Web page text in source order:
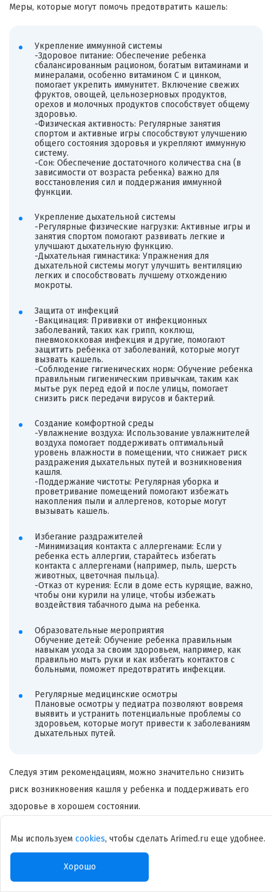
Меры, которые могут помочь предотвратить кашель:
Укрепление иммунной системы
-Здоровое питание: Обеспечение ребенка
сбалансированным рационом, богатым витаминами и
минералами, особенно витамином C и цинком,
помогает укрепить иммунитет. Включение свежих
фруктов, овощей, цельнозерновых продуктов,
орехов и молочных продуктов способствует общему
здоровью.
-Физическая активность: Регулярные занятия
спортом и активные игры способствуют улучшению
общего состояния здоровья и укрепляют иммунную
систему.
-Сон: Обеспечение достаточного количества сна (в
зависимости от возраста ребенка) важно для
восстановления сил и поддержания иммунной
функции.
Укрепление дыхательной системы
-Регулярные физические нагрузки: Активные игры и
занятия спортом помогают развивать легкие и
улучшают дыхательную функцию.
-Дыхательная гимнастика: Упражнения для
дыхательной системы могут улучшить вентиляцию
легких и способствовать лучшему отхождению
мокроты.
Защита от инфекций
-Вакцинация: Прививки от инфекционных
заболеваний, таких как грипп, коклюш,
пневмококковая инфекция и другие, помогают
защитить ребенка от заболеваний, которые могут
вызвать кашель.
-Соблюдение гигиенических норм: Обучение ребенка
правильным гигиеническим привычкам, таким как
мытье рук перед едой и после улицы, помогает
снизить риск передачи вирусов и бактерий.
Создание комфортной среды
-Увлажнение воздуха: Использование увлажнителей
воздуха помогает поддерживать оптимальный
уровень влажности в помещении, что снижает риск
раздражения дыхательных путей и возникновения
кашля.
-Поддержание чистоты: Регулярная уборка и
проветривание помещений помогают избежать
накопления пыли и аллергенов, которые могут
вызывать кашель.
Избегание раздражителей
-Минимизация контакта с аллергенами: Если у
ребенка есть аллергии, старайтесь избегать
контакта с аллергенами (например, пыль, шерсть
животных, цветочная пыльца).
-Отказ от курения: Если в доме есть курящие, важно,
чтобы они курили на улице, чтобы избежать
воздействия табачного дыма на ребенка.
Образовательные мероприятия
Обучение детей: Обучение ребенка правильным
навыкам ухода за своим здоровьем, например, как
правильно мыть руки и как избегать контактов с
больными, поможет предотвратить инфекции.
Регулярные медицинские осмотры
Плановые осмотры у педиатра позволяют вовремя
выявить и устранить потенциальные проблемы со
здоровьем, которые могут привести к заболеваниям
дыхательных путей.
Следуя этим рекомендациям, можно значительно снизить
риск возникновения кашля у ребенка и поддерживать его
здоровье в хорошем состоянии.
У вас остались вопросы к врачу?
Email *
Мы используем cookies, чтобы сделать Arimed.ru еще удобнее.
Хорошо